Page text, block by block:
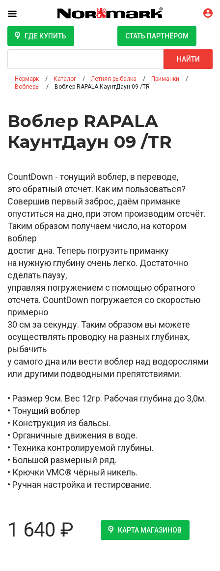
ГДЕ КУПИТЬ СТАТЬ ПАРТНЁРОМ
НАЙТИ
Нормарк Каталог Летняя рыбалка
Приманки
Воблеры
Воблер RAPALA КаунтДаун 09 /TR
Воблер RAPALA
КаунтДаун 09 /TR
CountDown - тонущий воблер, в переводе,
это обратный отсчёт. Как им пользоваться?
Совершив первый заброс, даём приманке
опуститься на дно, при этом производим отсчёт.
Таким образом получаем число, на котором
воблер
достиг дна. Теперь погрузить приманку
на нужную глубину очень легко. Достаточно
сделать паузу,
управляя погружением с помощью обратного
отсчета. CountDown погружается со скоростью
примерно
30 см за секунду. Таким образом вы можете
осуществлять проводку на разных глубинах,
рыбачить
у самого дна или вести воблер над водорослями
или другими подводными препятствиями.
• Размер 9см. Вес 12гр. Рабочая глубина до 3,0м.
• Тонущий воблер
• Конструкция из бальсы.
• Органичные движения в воде.
• Техника контролируемой глубины.
• Большой размерный ряд.
• Крючки VMC® чёрный никель.
• Ручная настройка и тестирование.
1 640 ₽ КАРТА МАГАЗИНОВ